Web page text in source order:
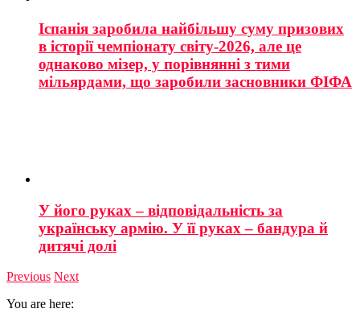
Іспанія заробила найбільшу суму призових
в історії чемпіонату світу-2026, але це
однаково мізер, у порівнянні з тими
мільярдами, що заробили засновники ФІФА
У його руках – відповідальність за
українську армію. У її руках – бандура й
дитячі долі
Previous Next
You are here: